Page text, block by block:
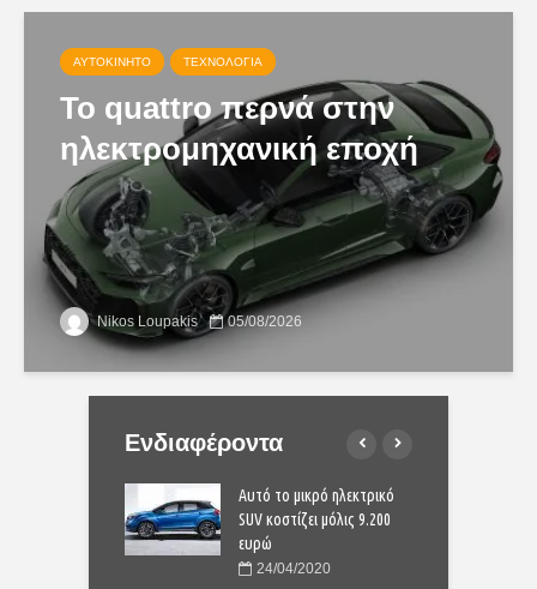
ΑΥΤΟΚΊΝΗΤΟ ΤΕΧΝΟΛΟΓΊΑ
Το quattro περνά στην
ηλεκτρομηχανική εποχή
Nikos Loupakis 05/08/2026
Ενδιαφέροντα
Αυτό το μικρό ηλεκτρικό
SUV κοστίζει μόλις 9.200
ευρώ
24/04/2020